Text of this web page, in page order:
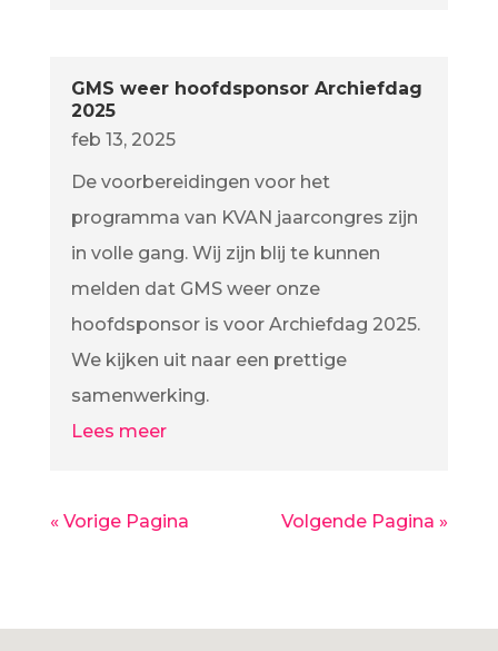
GMS weer hoofdsponsor Archiefdag
2025
feb 13, 2025
De voorbereidingen voor het
programma van KVAN jaarcongres zijn
in volle gang. Wij zijn blij te kunnen
melden dat GMS weer onze
hoofdsponsor is voor Archiefdag 2025.
We kijken uit naar een prettige
samenwerking.
Lees meer
« Vorige Pagina Volgende Pagina »